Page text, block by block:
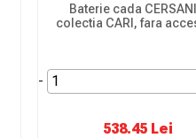
Baterie cada
colectia CARI, fara
-
538.45 Lei